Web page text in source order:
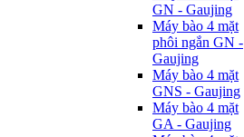
GN - Gaujing
Máy bào 4 mặt
phôi ngắn GN -
Gaujing
Máy bào 4 mặt
GNS - Gaujing
Máy bào 4 mặt
GA - Gaujing